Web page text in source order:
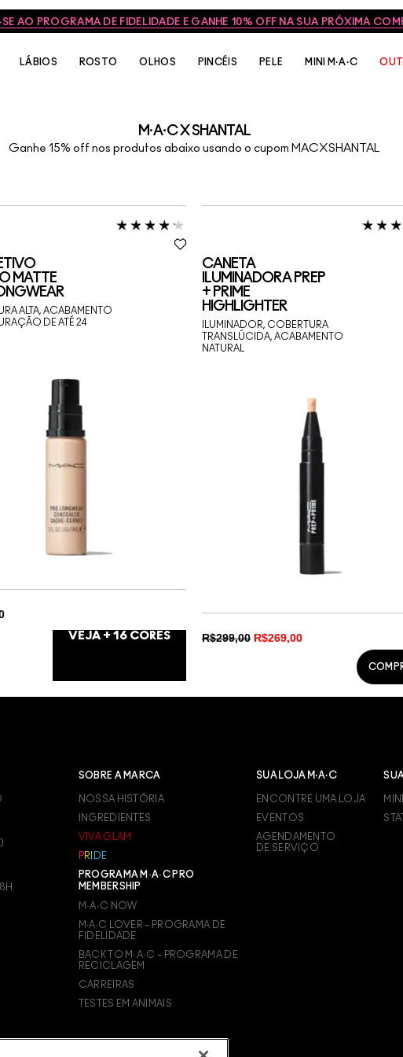
AO PROGRAMA DE FIDELIDADE E GANHE 10% OFF NA SUA PRÓXIMA
LÁBIOS ROSTO OLHOS PINCÉIS PELE MINI M·A·C
M·A·C X SHANTAL
Ganhe 15% off nos produtos abaixo usando o cupom MACXSHANTAL
MATTE
ALTA, ACABAMENTO
DE ATÉ 24
VEJA + 16 CORES
CANETA
ILUMINADORA PREP
+ PRIME
HIGHLIGHTER
ILUMINADOR, COBERTURA
TRANSLÚCIDA, ACABAMENTO
NATURAL
R$299,00 R$269,00
SOBRE A MARCA
NOSSA HISTÓRIA
INGREDIENTES
VIVA GLAM
PR D E
PROGRAMA M·A·C PRO
MEMBERSHIP
M·A·C NOW
M∙A∙C LOVER – PROGRAMA DE
FIDELIDADE
BACK TO M·A·C – PROGRAMA DE
RECICLAGEM
CARREIRAS
TESTES EM ANIMAIS
SUA LOJA M·A·C
ENCONTRE UMA LOJA
EVENTOS
AGENDAMENTO
DE SERVIÇO